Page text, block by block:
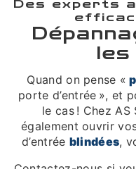
Des experts
Quand on pense «
porte d’entrée », et
le cas ! Chez
également ouvrir
d’entrée blindées,